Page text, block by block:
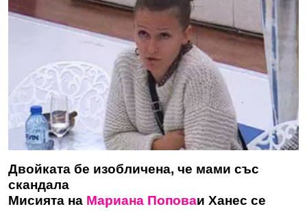
Двойката бе изобличена, че мами със
скандала
Мисията на Мариана Поповаи Ханес се